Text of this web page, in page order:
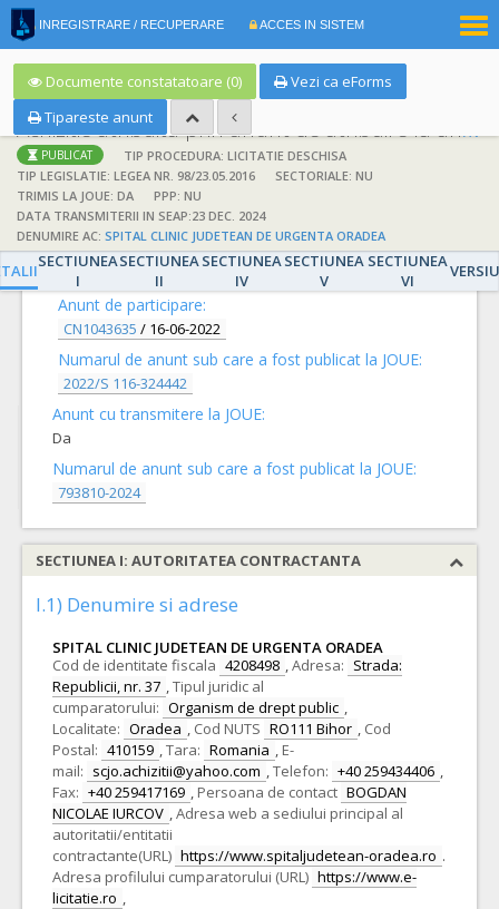
INREGISTRARE / RECUPERARE ACCES IN SISTEM
Documente constatatoare (0)
Vezi ca eForms
Tipareste anunt
Achizitie atribuita prin anunt de atribuire la anunt de participare
PUBLICAT
TIP PROCEDURA: LICITATIE DESCHISA
TIP LEGISLATIE: LEGEA NR. 98/23.05.2016
SECTORIALE: NU
TRIMIS LA JOUE: DA
PPP: NU
DATA TRANSMITERII IN SEAP:23 DEC. 2024
DENUMIRE AC: SPITAL CLINIC JUDETEAN DE URGENTA ORADEA
SECTIUNEA
I
SECTIUNEA
II
SECTIUNEA
IV
SECTIUNEA
V
SECTIUNEA
VI
DETALII
Anunt de participare:
CN1043635 / 16-06-2022
Numarul de anunt sub care a fost publicat la JOUE:
2022/S 116-324442
Anunt cu transmitere la JOUE:
Da
Numarul de anunt sub care a fost publicat la JOUE:
793810-2024
SECTIUNEA I: AUTORITATEA CONTRACTANTA
I.1) Denumire si adrese
SPITAL CLINIC JUDETEAN DE URGENTA ORADEA
Cod de identitate fiscala 4208498 ,Adresa: Strada:
Republicii, nr. 37 ,Tipul juridic al
cumparatorului: Organism de drept public ,
Localitate: Oradea , Cod NUTS RO111 Bihor , Cod
Postal: 410159 ,Tara: Romania , E-
mail: scjo.achizitii@yahoo.com ,Telefon: +40 259434406 ,
Fax: +40 259417169 , Persoana de contact BOGDAN
NICOLAE IURCOV ,Adresa web a sediului principal al
autoritatii/entitatii
contractante(URL) https://www.spitaljudetean-oradea.ro .
Adresa profilului cumparatorului (URL) https://www.e-
licitatie.ro ,